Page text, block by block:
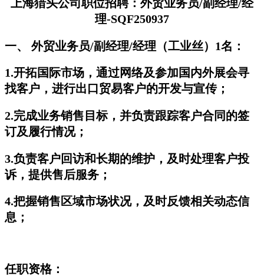
上海猎头公司职位招聘：外贸业务员/副经理/经
理-SQF250937
一、 外贸业务员/副经理/经理（工业丝）1名：
1.开拓国际市场，通过网络及参加国内外展会寻
找客户，进行出口贸易客户的开发与宣传；
2.完成业务销售目标，并负责跟踪客户合同的签
订及履行情况；
3.负责客户回访和长期的维护，及时处理客户投
诉，提供售后服务；
4.把握销售区域市场状况，及时反馈相关动态信
息；
任职资格：